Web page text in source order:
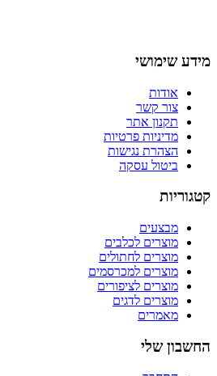
מידע שימושי
אודות
צור קשר
תקנון אתר
מדיניות פרטיות
הצהרת נגישות
ביטול עסקה
קטגוריות
מבצעים
מוצרים לכלבים
מוצרים לחתולים
מוצרים למכרסמים
מוצרים לציפורים
מוצרים לדגים
מאמרים
החשבון שלי